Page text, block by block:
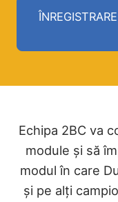
Echipa 2BC va
module și să
modul în care
și pe alți